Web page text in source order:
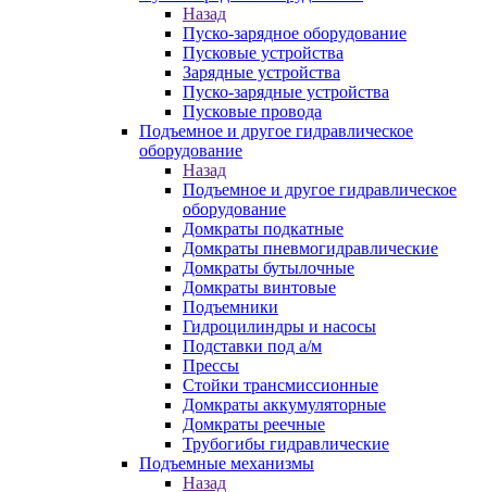
Назад
Пуско-зарядное оборудование
Пусковые устройства
Зарядные устройства
Пуско-зарядные устройства
Пусковые провода
Подъемное и другое гидравлическое
оборудование
Назад
Подъемное и другое гидравлическое
оборудование
Домкраты подкатные
Домкраты пневмогидравлические
Домкраты бутылочные
Домкраты винтовые
Подъемники
Гидроцилиндры и насосы
Подставки под а/м
Прессы
Стойки трансмиссионные
Домкраты аккумуляторные
Домкраты реечные
Трубогибы гидравлические
Подъемные механизмы
Назад